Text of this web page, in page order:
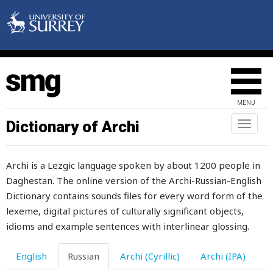
MENU
Toggle
Dictionary of Archi
Archi is a Lezgic language spoken by about 1200 people in
Daghestan. The online version of the Archi-Russian-English
Dictionary contains sounds files for every word form of the
lexeme, digital pictures of culturally significant objects,
idioms and example sentences with interlinear glossing.
English Russian Archi (Cyrillic) Archi (IPA)
воровать
ворон
воронка
ворота
воротник
ворох
ворчать